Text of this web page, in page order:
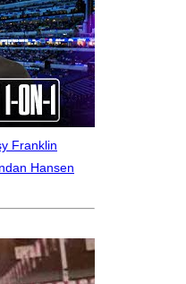
Franklin
Hansen